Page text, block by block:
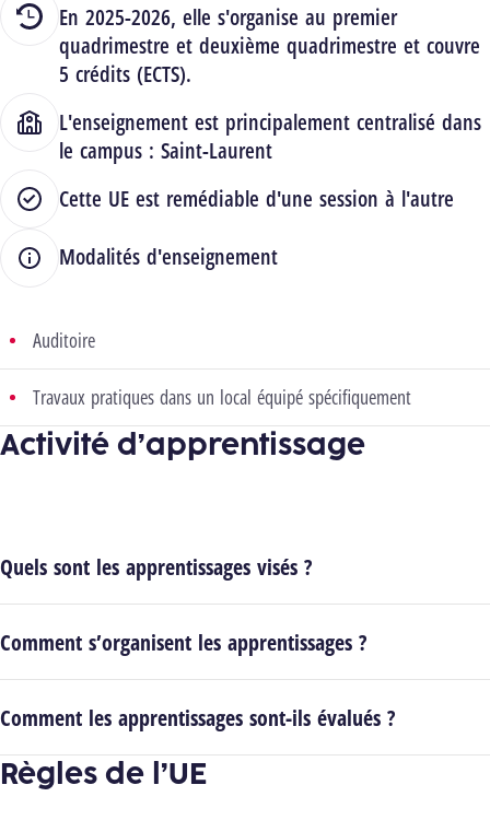
En 2025-2026, elle s'organise au premier
quadrimestre et deuxième quadrimestre et couvre
5 crédits (ECTS).
L'enseignement est principalement centralisé dans
le campus : Saint-Laurent
Cette UE est remédiable d'une session à l'autre
Modalités d'enseignement
Auditoire
Travaux pratiques dans un local équipé spécifiquement
Activité d’apprentissage
Quels sont les apprentissages visés ?
Comment s’organisent les apprentissages ?
Comment les apprentissages sont-ils évalués ?
Règles de l’UE